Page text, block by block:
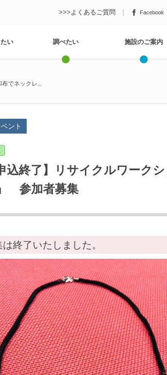
>>>よくあるご質問 Facebook
い 調べたい 施設のご案内
布でネックレ...
ント
込終了】リサイクルワーク
参加者募集
終了いたしました。